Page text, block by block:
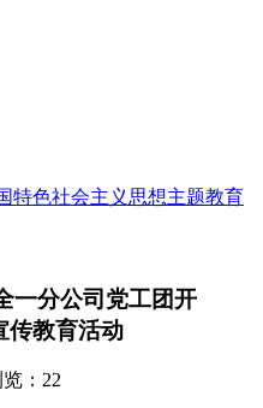
特色社会主义思想主题教育
一分公司党工团开
传教育活动
：22